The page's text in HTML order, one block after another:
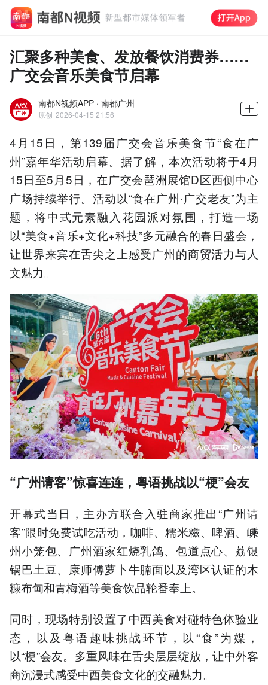
汇聚多种美食、发放餐饮消费券……
广交会音乐美食节启幕
南都N视频APP · 南都广州
原创 2026-04-15 21:56
4月15日，第139届广交会音乐美食节“食在广
州”嘉年华活动启幕。据了解，本次活动将于4月
15日至5月5日，在广交会琶洲展馆D区西侧中心
广场持续举行。活动以“食在广州·广交老友”为主
题，将中式元素融入花园派对氛围，打造一场
以“美食+音乐+文化+科技”多元融合的春日盛会，
让世界来宾在舌尖之上感受广州的商贸活力与人
文魅力。
“广州请客”惊喜连连，粤语挑战以“梗”会友
开幕式当日，主办方联合入驻商家推出“广州请
客”限时免费试吃活动，咖啡、糯米糍、啤酒、嵊
州小笼包、广州酒家红烧乳鸽、包道点心、荔银
锅巴土豆、康师傅萝卜牛腩面以及湾区认证的木
糠布甸和青梅酒等美食饮品轮番奉上。
同时，现场特别设置了中西美食对碰特色体验业
态，以及粤语趣味挑战环节，以“食”为媒，
以“梗”会友。多重风味在舌尖层层绽放，让中外客
商沉浸式感受中西美食文化的交融魅力。